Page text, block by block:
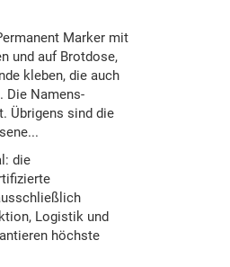
Marker mit
und auf Brotdose,
kleben, die auch
Die Namens-
Übrigens sind die
die
Logistik und
höchste